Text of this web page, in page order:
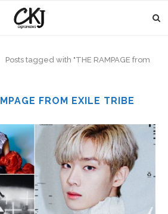
Posts tagged with "THE RAMPAGE from
FROM EXILE TRIBE